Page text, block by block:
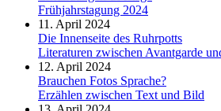
Frühjahrstagung 2024
11. April 2024
Die Innenseite des Ruhrpotts
Literaturen zwischen Avantgarde
12. April 2024
Brauchen Fotos Sprache?
Erzählen zwischen Text und Bild